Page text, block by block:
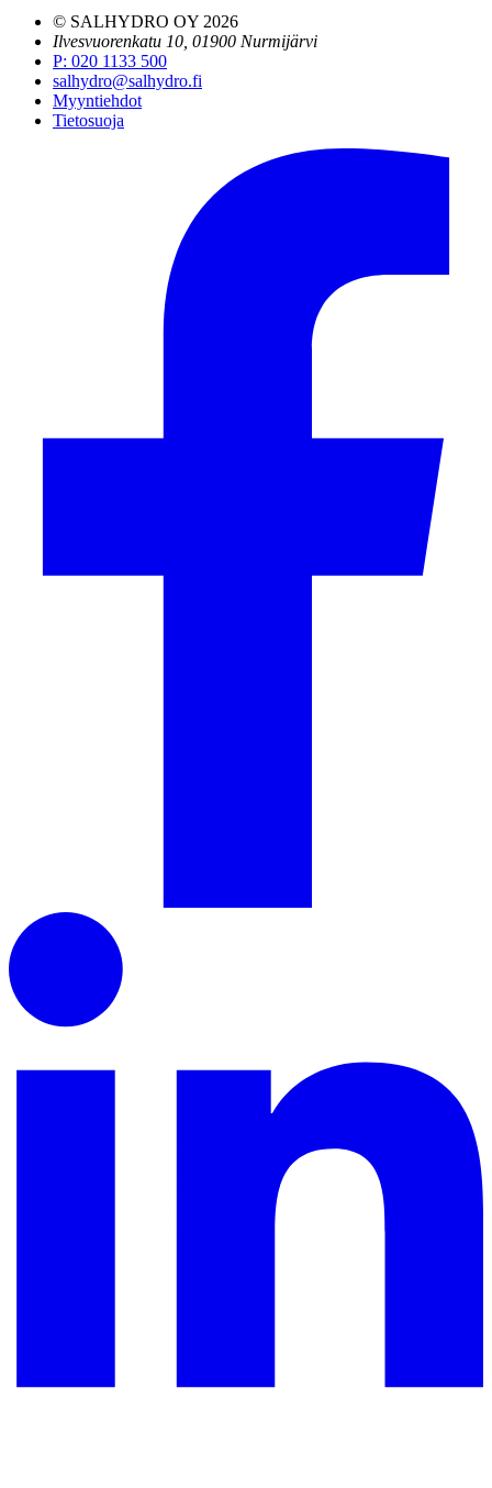
© SALHYDRO OY 2026
Ilvesvuorenkatu 10, 01900 Nurmijärvi
P: 020 1133 500
salhydro@salhydro.fi
Myyntiehdot
Tietosuoja